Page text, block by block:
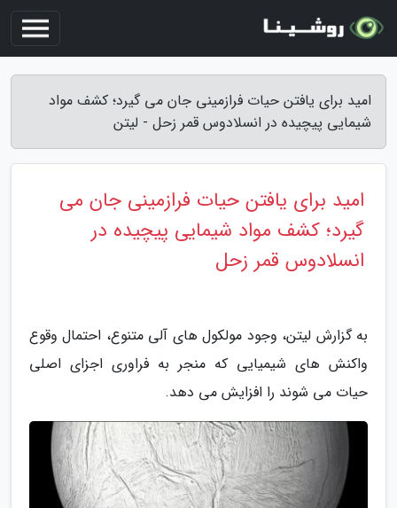
امید برای یافتن حیات فرازمینی جان می گیرد؛ کشف مواد
شیمایی پیچیده در انسلادوس قمر زحل - لیتن
امید برای یافتن حیات فرازمینی جان می
گیرد؛ کشف مواد شیمایی پیچیده در
انسلادوس قمر زحل
به گزارش لیتن، وجود مولکول های آلی متنوع، احتمال وقوع
واکنش های شیمیایی که منجر به فراوری اجزای اصلی
حیات می شوند را افزایش می دهد.